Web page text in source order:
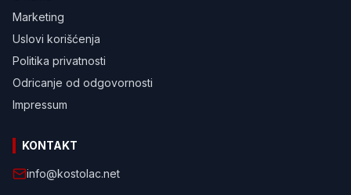
Marketing
Uslovi korišćenja
Politika privatnosti
Odricanje od odgovornosti
Impressum
KONTAKT
info@kostolac.net